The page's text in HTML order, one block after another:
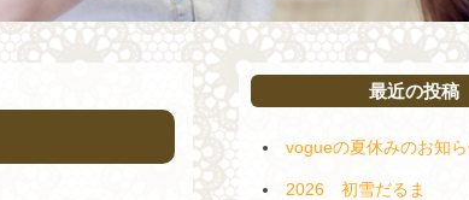
最近の投稿
vogueの夏休みのお知
2026 初雪だるま